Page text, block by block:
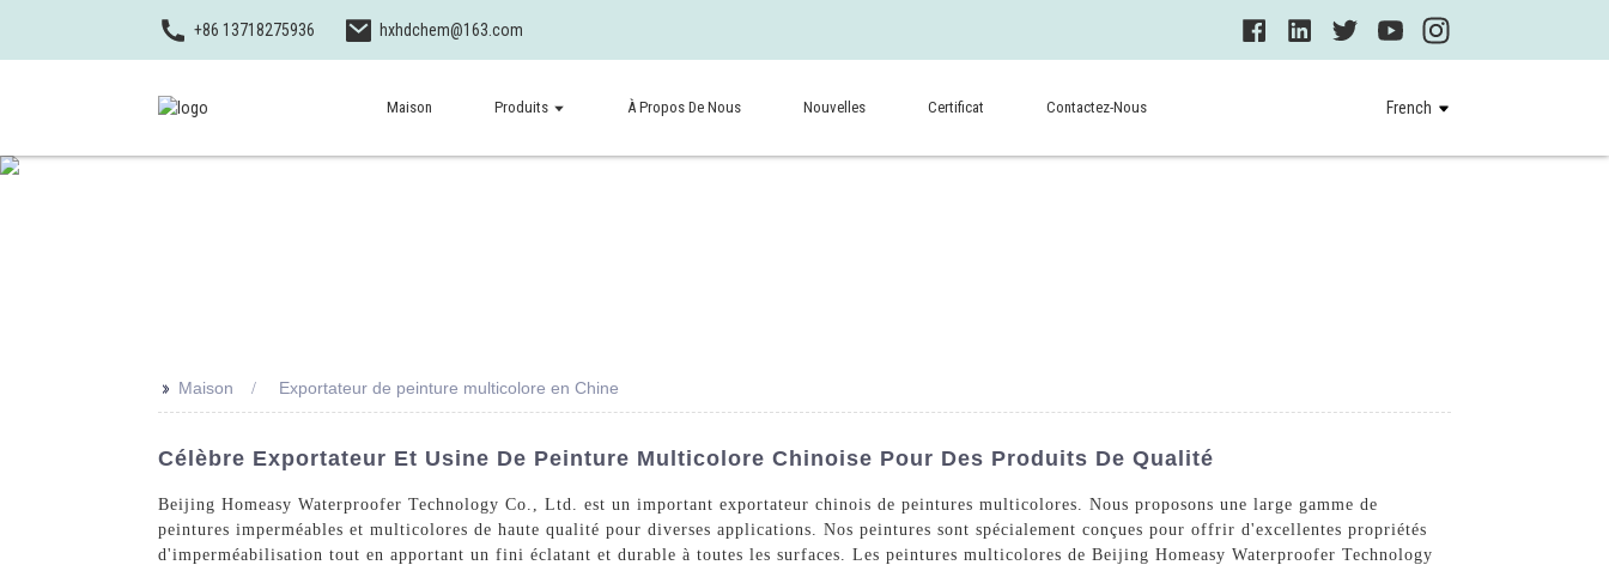
+86 13718275936 hxhdchem@163.com
Maison Produits À Propos De Nous Nouvelles Certificat Contactez-Nous French
>> Maison Exportateur de peinture multicolore en Chine
Célèbre Exportateur Et Usine De Peinture Multicolore Chinoise Pour Des Produits De Qualité
Beijing Homeasy Waterproofer Technology Co., Ltd. est un important exportateur chinois de peintures multicolores. Nous proposons une large gamme de
peintures imperméables et multicolores de haute qualité pour diverses applications. Nos peintures sont spécialement conçues pour offrir d'excellentes propriétés
d'imperméabilisation tout en apportant un fini éclatant et durable à toutes les surfaces. Les peintures multicolores de Beijing Homeasy Waterproofer Technology